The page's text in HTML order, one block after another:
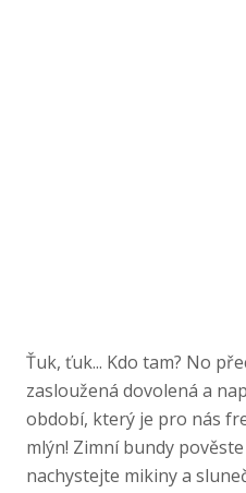
Ťuk, ťuk... Kdo tam? No
zasloužená dovolená a
období, který je pro nás
mlýn! Zimní bundy
nachystejte mikiny a